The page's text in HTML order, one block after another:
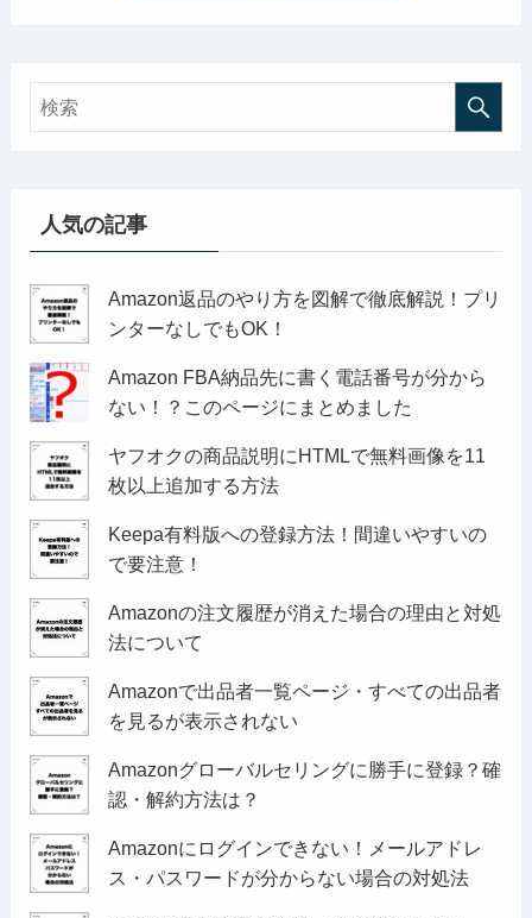
人気の記事
Amazon返品のやり方を図解で徹底解説！プリ
ンターなしでもOK！
Amazon FBA納品先に書く電話番号が分から
ない！？このページにまとめました
ヤフオクの商品説明にHTMLで無料画像を11
枚以上追加する方法
Keepa有料版への登録方法！間違いやすいの
で要注意！
Amazonの注文履歴が消えた場合の理由と対処
法について
Amazonで出品者一覧ページ・すべての出品者
を見るが表示されない
Amazonグローバルセリングに勝手に登録？確
認・解約方法は？
Amazonにログインできない！メールアドレ
ス・パスワードが分からない場合の対処法